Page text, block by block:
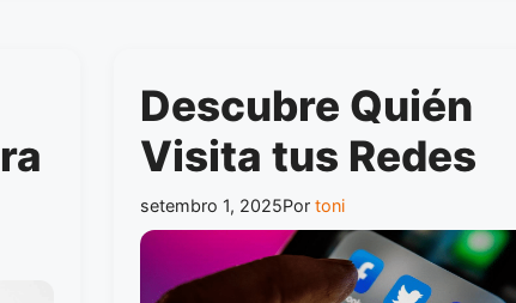
Descubre Quién
Visita tus Redes
setembro 1, 2025Portoni